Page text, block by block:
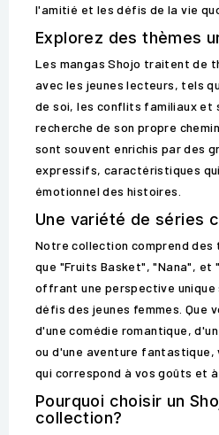
l'amitié et les défis de la vie
Explorez des thèmes
Les mangas Shojo traitent de
avec les jeunes lecteurs, tels
de soi, les conflits familiaux et
recherche de son propre
sont souvent enrichis par des
expressifs, caractéristiques
émotionnel des histoires.
Une variété de séries
Notre collection comprend
que "Fruits Basket", "Nana", et
offrant une perspective unique
défis des jeunes femmes. Que
d'une comédie romantique,
ou d'une aventure fantastique,
qui correspond à vos goûts et
Pourquoi choisir un
collection?